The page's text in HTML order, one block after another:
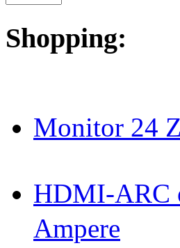
Shopping:
Monitor 24
HDMI-ARC
Ampere